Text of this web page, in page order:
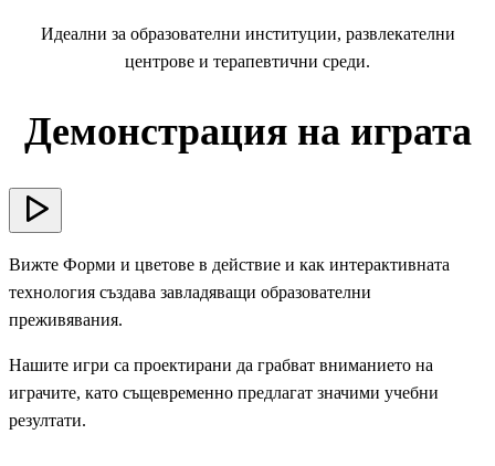
Идеални за образователни институции, развлекателни
центрове и терапевтични среди.
Демонстрация на играта
Вижте Форми и цветове в действие и как интерактивната
технология създава завладяващи образователни
преживявания.
Нашите игри са проектирани да грабват вниманието на
играчите, като същевременно предлагат значими учебни
резултати.